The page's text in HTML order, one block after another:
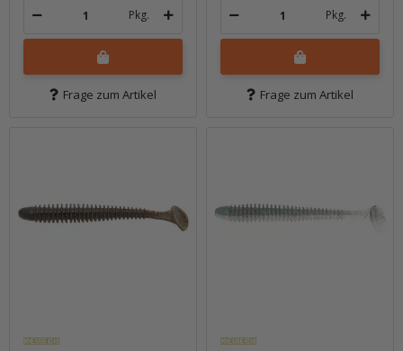
Pkg.
Frage zum Artikel
Pkg.
Frage zum Artikel